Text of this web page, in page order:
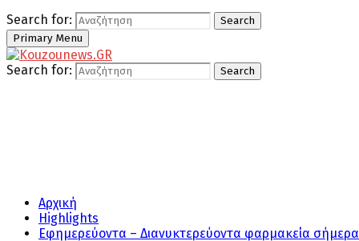
Search for:
Search
Primary Menu
Search for: Search
Αρχική
Highlights
Εφημερεύοντα – Διανυκτερεύοντα φαρμακεία